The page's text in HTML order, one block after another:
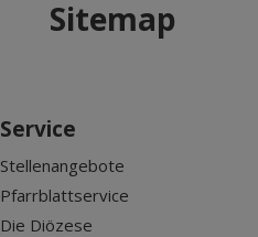
Sitemap
Service
Stellenangebote
Pfarrblattservice
Die Diözese